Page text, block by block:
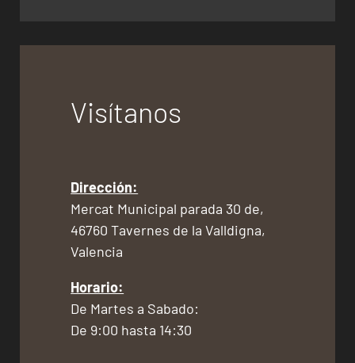
Visítanos
Dirección:
Mercat Municipal parada 30 de,
46760 Tavernes de la Valldigna,
Valencia
Horario:
De Martes a Sabado:
De 9:00 hasta 14:30